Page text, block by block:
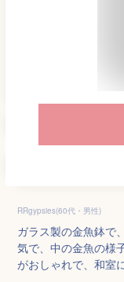
RRgypsies(60代・男性)
ガラス製の金魚鉢で
気で、中の金魚の様
がおしゃれで、和室